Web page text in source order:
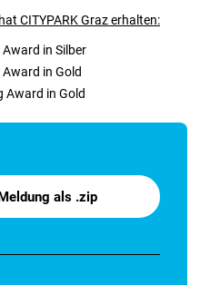
CITYPARK Graz erhalten:
in Silber
in Gold
Award in Gold
als .zip